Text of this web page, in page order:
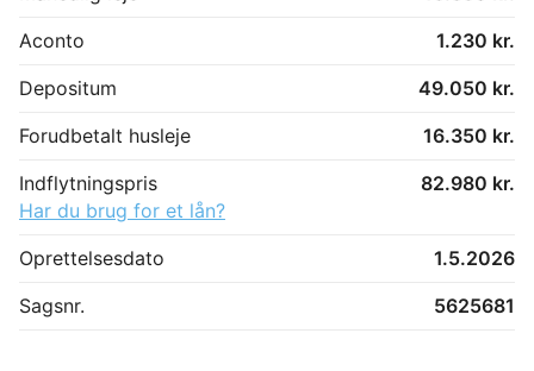
Aconto
1.230 kr.
Depositum
49.050 kr.
Forudbetalt husleje
16.350 kr.
Indflytningspris
82.980 kr.
Har du brug for et lån?
Oprettelsesdato
1.5.2026
Sagsnr.
5625681